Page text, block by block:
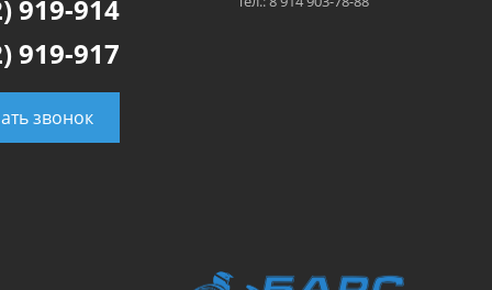
919-914
919-917
звонок